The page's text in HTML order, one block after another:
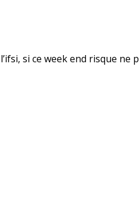
si ce week end risque